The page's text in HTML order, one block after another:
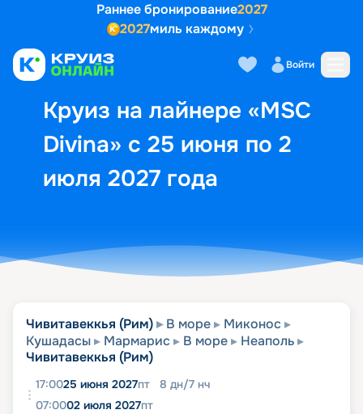
Раннее бронирование2027
2027миль каждому
Войти
Круиз на лайнере «MSC
Divina» с 25 июня по 2
июля 2027 года
Выбор кают Маршрут и
Чивитавеккья (Рим) В море
Миконос
Кушадасы
Мармарис В море
Неаполь
Чивитавеккья (Рим)
17:0025 июня 2027пт 8 дн/7 нч
07:0002 июля 2027пт